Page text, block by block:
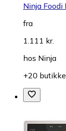
Ninja Foodi
fra
1.111 kr.
hos Ninja
+20